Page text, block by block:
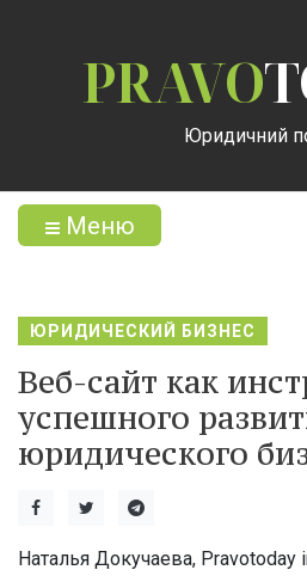
PRAVO
Юридичний
Меню
ЮРИДИЧЕСКИЙ БИЗНЕС
Веб-сайт как
успешного
юридического
Наталья Докучаева, Pravotoday